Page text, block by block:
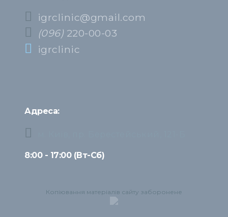
igrclinic@gmail.com
(096) 220-00-03
igrclinic
Адреса:
8:00 - 17:00 (Вт-Сб)
Копіювання матеріалів сайту заборонене